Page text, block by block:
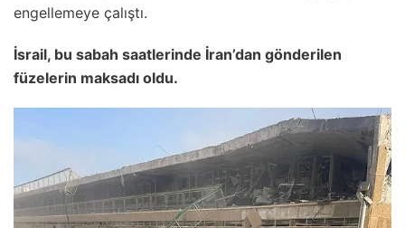
engellemeye çalıştı.
İsrail, bu sabah saatlerinde İran’dan gönderilen
füzelerin maksadı oldu.